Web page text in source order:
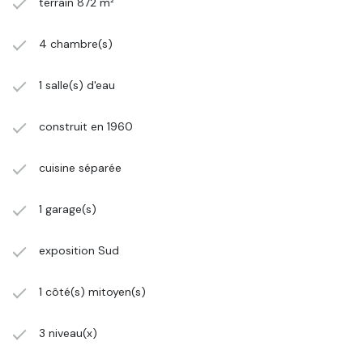
4 chambre(s)
1 salle(s) d'eau
construit en 1960
cuisine séparée
1 garage(s)
exposition Sud
1 côté(s) mitoyen(s)
3 niveau(x)